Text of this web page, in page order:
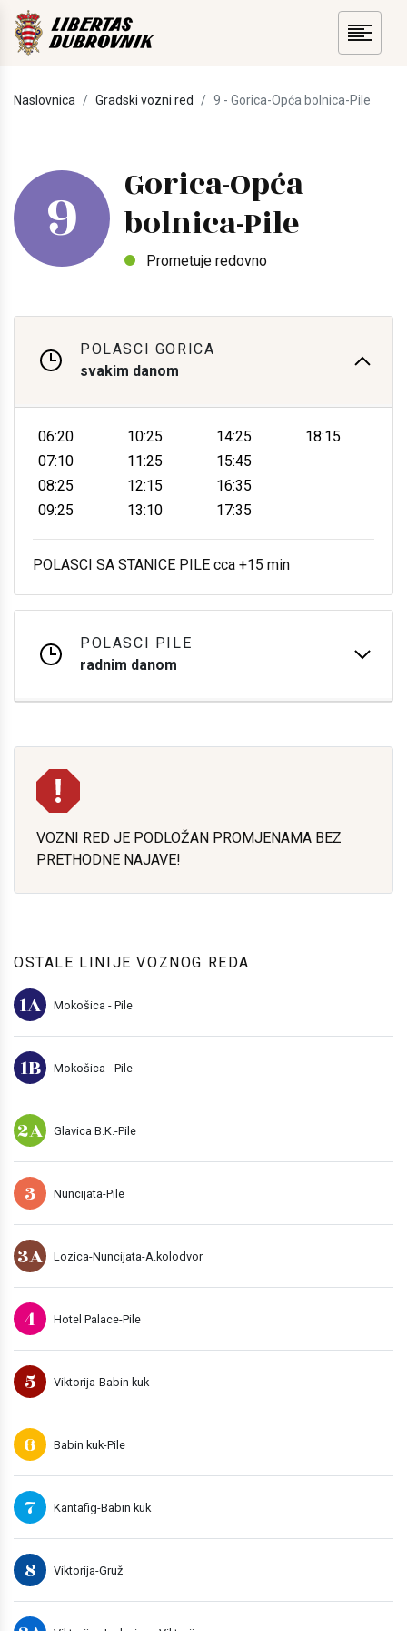
Naslovnica Gradski vozni red 9 - Gorica-Opća bolnica-Pile
9
Gorica-Opća
bolnica-Pile
Prometuje redovno
POLASCI GORICA
svakim danom
06:20
07:10
08:25
09:25
10:25
11:25
12:15
13:10
14:25
15:45
16:35
17:35
18:15
POLASCI SA STANICE PILE cca +15 min
POLASCI PILE
radnim danom
VOZNI RED JE PODLOŽAN PROMJENAMA BEZ
PRETHODNE NAJAVE!
OSTALE LINIJE VOZNOG REDA
1A Mokošica - Pile
1B Mokošica - Pile
2A Glavica B.K.-Pile
3 Nuncijata-Pile
3A Lozica-Nuncijata-A.kolodvor
4 Hotel Palace-Pile
5 Viktorija-Babin kuk
6 Babin kuk-Pile
7 Kantafig-Babin kuk
8 Viktorija-Gruž